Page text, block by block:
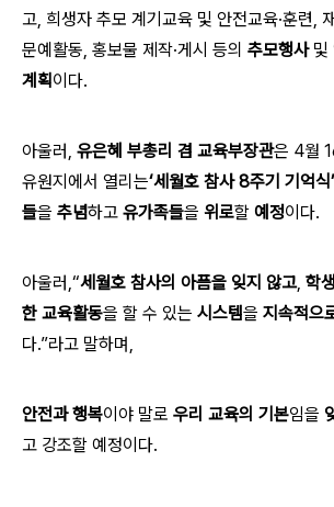
고, 희생자 추모 계기교육 및 안전교육·훈련,
문예활동, 홍보물 제작·게시 등의 추모행사 및
계획이다.
아울러, 유은혜 부총리 겸 교육부장관은 4월
유원지에서 열리는‘세월호 참사 8주기 기억식’
들을 추념하고 유가족들을 위로할 예정이다.
아울러,“세월호 참사의 아픔을 잊지 않고, 학
한 교육활동을 할 수 있는 시스템을 지속적으
다.”라고 말하며,
안전과 행복이야 말로 우리 교육의 기본임을
고 강조할 예정이다.